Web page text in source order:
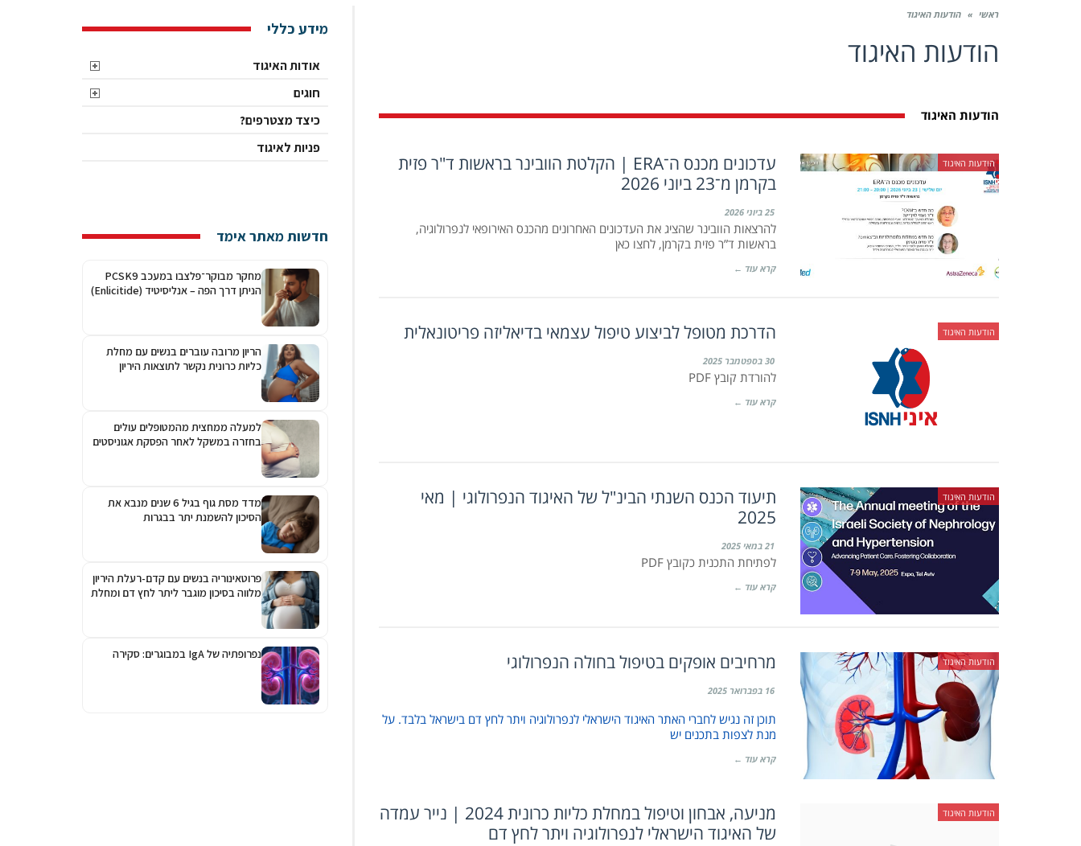
ראשי » הודעות האיגוד
הודעות האיגוד
הודעות האיגוד
הודעות האיגוד
עדכונים מכנס ה־ERA | הקלטת הוובינר בראשות ד"ר פזית
בקרמן מ־23 ביוני 2026
25 ביוני 2026
להרצאות הוובינר שהציג את העדכונים האחרונים מהכנס האירופאי לנפרולוגיה,
בראשות ד”ר פזית בקרמן, לחצו כאן
קרא עוד ←
הודעות האיגוד הדרכת מטופל לביצוע טיפול עצמאי בדיאליזה פריטונאלית
30 בספטמבר 2025
להורדת קובץ PDF
קרא עוד ←
הודעות האיגוד
תיעוד הכנס השנתי הבינ"ל של האיגוד הנפרולוגי | מאי
2025
21 במאי 2025
לפתיחת התכנית כקובץ PDF
קרא עוד ←
הודעות האיגוד מרחיבים אופקים בטיפול בחולה הנפרולוגי
16 בפברואר 2025
תוכן זה נגיש לחברי האתר האיגוד הישראלי לנפרולוגיה ויתר לחץ דם בישראל בלבד. על
מנת לצפות בתכנים יש
קרא עוד ←
הודעות האיגוד
מניעה, אבחון וטיפול במחלת כליות כרונית 2024 | נייר עמדה
של האיגוד הישראלי לנפרולוגיה ויתר לחץ דם
מידע כללי
אודות האיגוד
חוגים
כיצד מצטרפים?
פניות לאיגוד
חדשות מאתר אימד
מחקר מבוקר־פלצבו במעכב PCSK9
הניתן דרך הפה – אנליסיטיד (Enlicitide)
הריון מרובה עוברים בנשים עם מחלת
כליות כרונית נקשר לתוצאות היריון
למעלה ממחצית מהמטופלים עולים
בחזרה במשקל לאחר הפסקת אגוניסטים
מדד מסת גוף בגיל 6 שנים מנבא את
הסיכון להשמנת יתר בבגרות
פרוטאינוריה בנשים עם קדם-רעלת היריון
מלווה בסיכון מוגבר ליתר לחץ דם ומחלת
נפרופתיה של IgA במבוגרים: סקירה